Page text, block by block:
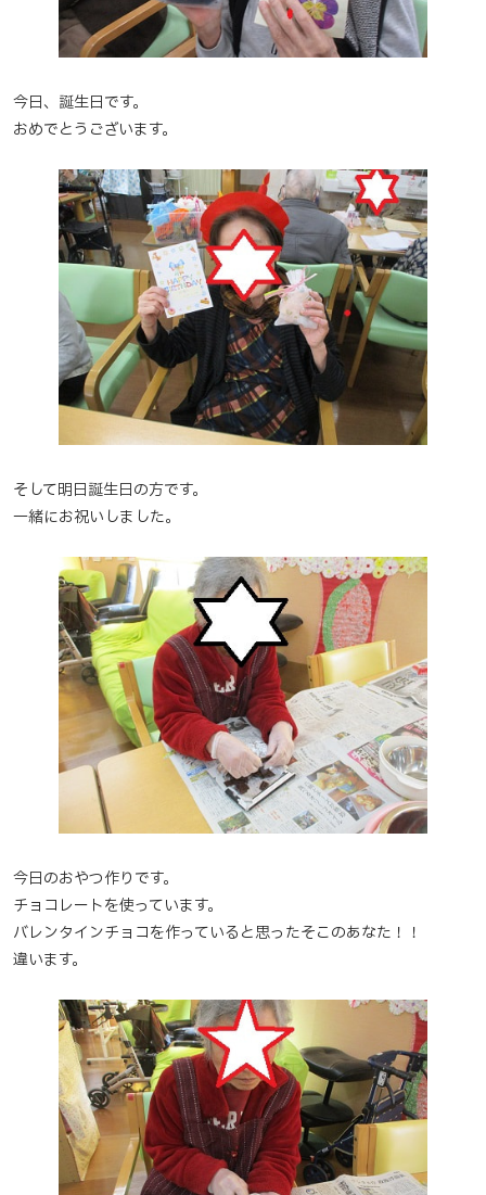
今日、誕生日です。
おめでとうございます。
そして明日誕生日の方です。
一緒にお祝いしました。
今日のおやつ作りです。
チョコレートを使っています。
バレンタインチョコを作っていると思ったそこのあなた！！
違います。